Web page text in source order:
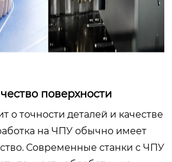
поверхности
о точности деталей и качестве
на ЧПУ обычно имеет
Современные станки с ЧПУ